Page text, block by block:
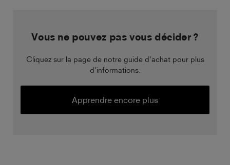
Vous ne pouvez pas vous décider ?
Cliquez sur la page de notre guide d’achat pour plus
d’informations.
Apprendre encore plus